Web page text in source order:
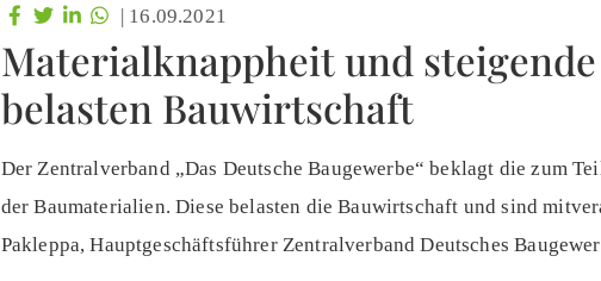
| 16.09.2021
Materialknappheit und
belasten Bauwirtschaft
Der Zentralverband „Das Deutsche Baugewerbe“ beklagt die zum
der Baumaterialien. Diese belasten die Bauwirtschaft und sind
Pakleppa, Hauptgeschäftsführer Zentralverband Deutsches